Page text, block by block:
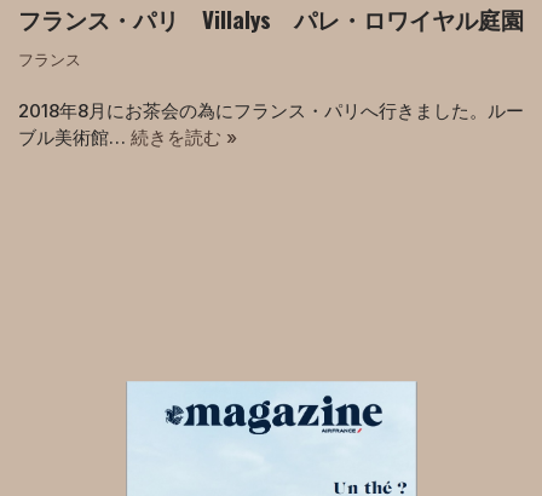
フランス・パリ Villalys パレ・ロワイヤル庭園
フランス
2018年8月にお茶会の為にフランス・パリへ行きました。ルー
ブル美術館… 続きを読む »